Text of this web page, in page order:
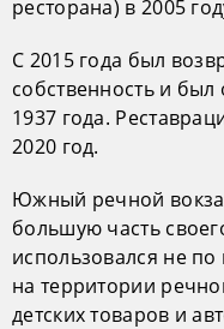
ресторана) в 2005
С 2015 года был
собственность и
1937 года.
2020 год.
Южный речной
большую часть
использовался не
на территории
детских товаров и